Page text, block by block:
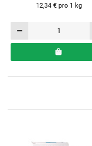
12,34 € pro 1 kg